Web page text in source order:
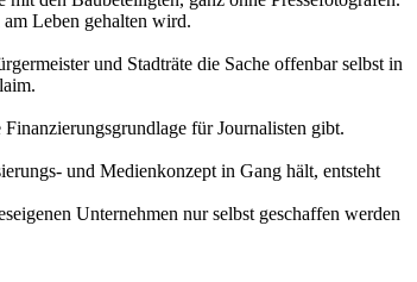
Leben gehalten wird.
und Stadträte die Sache offenbar selbst in
für Journalisten gibt.
und Medienkonzept in Gang hält, entsteht
Unternehmen nur selbst geschaffen werden